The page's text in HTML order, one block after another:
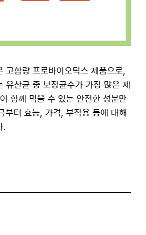
고함량 프로바이오틱스 제품으로,
유산균 중 보장균수가 가장 많은 제
함께 먹을 수 있는 안전한 성분만
부터 효능, 가격, 부작용 등에 대해
.